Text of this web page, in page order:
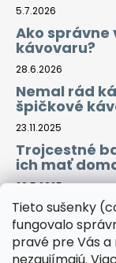
Tieto sušenky
fungovalo
pravé pre Vás
5.7.2026
Ako
kávovaru?
28.6.2026
Nemal rád
špičkové
23.11.2025
Trojcestné
ich mať
29.5.2025
Prijímame